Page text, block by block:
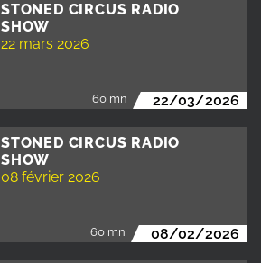
STONED CIRCUS RADIO
SHOW
22 mars 2026
60 mn 22/03/2026
STONED CIRCUS RADIO
SHOW
08 février 2026
60 mn 08/02/2026